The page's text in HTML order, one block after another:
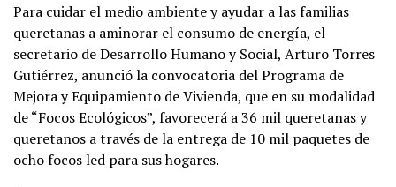
Para cuidar el medio ambiente y ayudar a las familias
queretanas a aminorar el consumo de energía, el
secretario de Desarrollo Humano y Social, Arturo Torres
Gutiérrez, anunció la convocatoria del Programa de
Mejora y Equipamiento de Vivienda, que en su modalidad
de “Focos Ecológicos”, favorecerá a 36 mil queretanas y
queretanos a través de la entrega de 10 mil paquetes de
ocho focos led para sus hogares.